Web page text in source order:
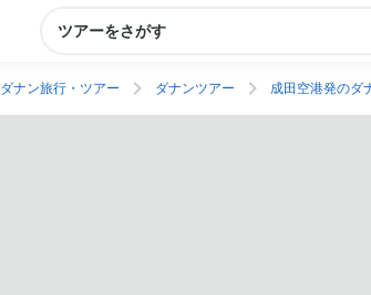
ツアーをさがす
ダナン旅行・ツアー ダナンツアー 成田空港発のダ